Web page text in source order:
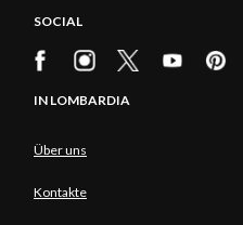
SOCIAL
IN LOMBARDIA
Über uns
Kontakte